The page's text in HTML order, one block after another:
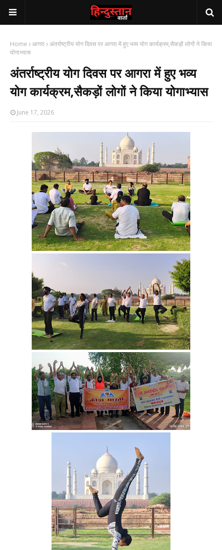
Home आगरा अंतर्राष्ट्रीय योग दिवस पर आगरा में हुए भव्य योग कार्यक्रम,सैकड़ों लोगों ने किया
योगाभ्यास
अंतर्राष्ट्रीय योग दिवस पर आगरा में हुए भव्य
योग कार्यक्रम,सैकड़ों लोगों ने किया योगाभ्यास
June 17, 2026